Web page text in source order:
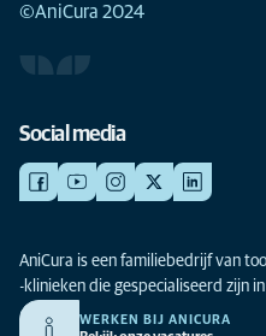
©AniCura 2024
Social media
AniCura is een familiebedrijf van
-klinieken die gespecialiseerd zijn
WERKEN BIJ ANICURA